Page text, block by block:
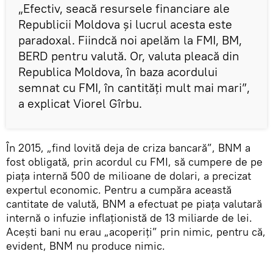
„Efectiv, seacă resursele financiare ale
Republicii Moldova și lucrul acesta este
paradoxal. Fiindcă noi apelăm la FMI, BM,
BERD pentru valută. Or, valuta pleacă din
Republica Moldova, în baza acordului
semnat cu FMI, în cantități mult mai mari”,
a explicat Viorel Gîrbu.
În 2015, „find lovită deja de criza bancară”, BNM a
fost obligată, prin acordul cu FMI, să cumpere de pe
piața internă 500 de milioane de dolari, a precizat
expertul economic. Pentru a cumpăra această
cantitate de valută, BNM a efectuat pe piața valutară
internă o infuzie inflaționistă de 13 miliarde de lei.
Acești bani nu erau „acoperiți” prin nimic, pentru că,
evident, BNM nu produce nimic.